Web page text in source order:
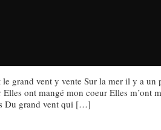
grand vent y vente Sur la mer il y a un
ont mangé mon coeur Elles m’ont
Du grand vent qui […]